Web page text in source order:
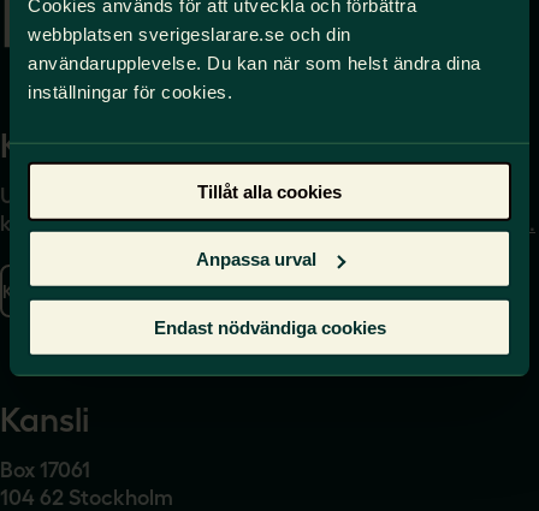
Cookies används för att utveckla och förbättra
webbplatsen sverigeslarare.se och din
användarupplevelse. Du kan när som helst ändra dina
inställningar för cookies.
Tillåt alla cookies
Anpassa urval
Endast nödvändiga cookies
Kontakta
Uppgifter om hur du
kontaktar oss finns här.
Kontakta oss
Press
Journalist – du når oss
på press@sverigeslarare.
se
Presskontakt
Kansli
Box 17061
104 62 Stockholm